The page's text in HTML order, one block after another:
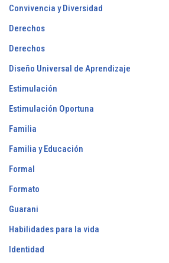
Convivencia y Diversidad
Derechos
Derechos
Diseño Universal de Aprendizaje
Estimulación
Estimulación Oportuna
Familia
Familia y Educación
Formal
Formato
Guarani
Habilidades para la vida
Identidad